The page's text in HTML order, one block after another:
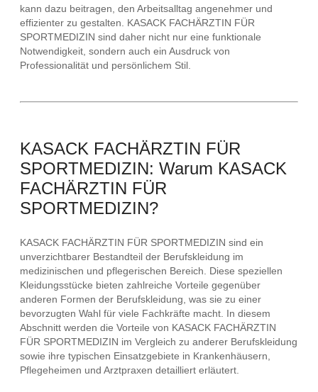
kann dazu beitragen, den Arbeitsalltag angenehmer und
effizienter zu gestalten. KASACK FACHÄRZTIN FÜR
SPORTMEDIZIN sind daher nicht nur eine funktionale
Notwendigkeit, sondern auch ein Ausdruck von
Professionalität und persönlichem Stil.
KASACK FACHÄRZTIN FÜR
SPORTMEDIZIN: Warum KASACK
FACHÄRZTIN FÜR
SPORTMEDIZIN?
KASACK FACHÄRZTIN FÜR SPORTMEDIZIN sind ein
unverzichtbarer Bestandteil der Berufskleidung im
medizinischen und pflegerischen Bereich. Diese speziellen
Kleidungsstücke bieten zahlreiche Vorteile gegenüber
anderen Formen der Berufskleidung, was sie zu einer
bevorzugten Wahl für viele Fachkräfte macht. In diesem
Abschnitt werden die Vorteile von KASACK FACHÄRZTIN
FÜR SPORTMEDIZIN im Vergleich zu anderer Berufskleidung
sowie ihre typischen Einsatzgebiete in Krankenhäusern,
Pflegeheimen und Arztpraxen detailliert erläutert.